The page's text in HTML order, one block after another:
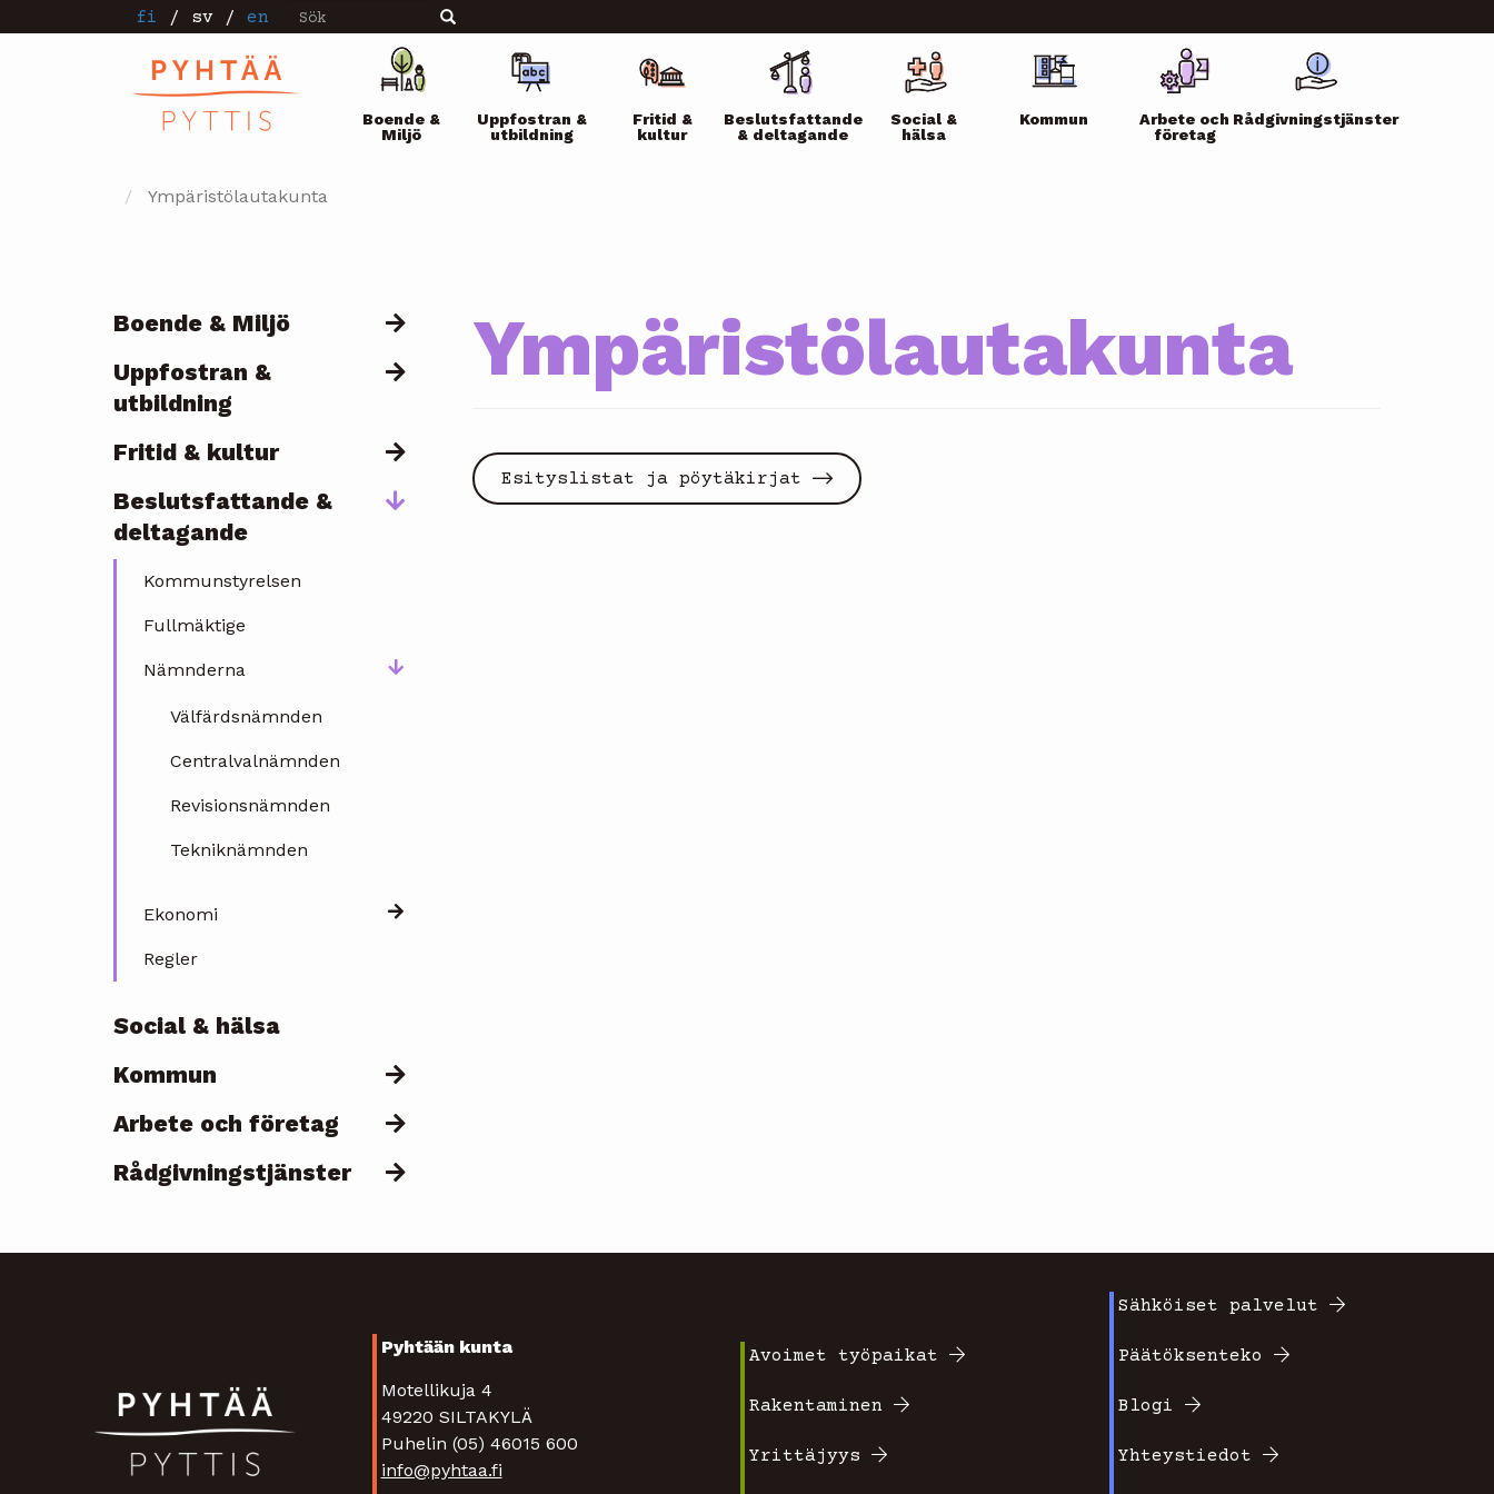
till
fi / sv / en Sök Sök
Päävalikko
Boende &
Miljö
Uppfostran &
utbildning
Fritid &
kultur
Beslutsfattande
& deltagande
Social &
hälsa
Kommun
Arbete och
företag
Rådgivningstjänster
Ympäristölautakunta
Päävalikko
Boende & Miljö
Uppfostran &
utbildning
Fritid & kultur
Beslutsfattande &
deltagande
Kommunstyrelsen
Fullmäktige
Nämnderna
Välfärdsnämnden
Centralvalnämnden
Revisionsnämnden
Tekniknämnden
Ekonomi
Regler
Social & hälsa
Kommun
Arbete och företag
Rådgivningstjänster
Ympäristölautakunta
Esityslistat ja pöytäkirjat
Pyhtään kunta
Motellikuja 4
49220 SILTAKYLÄ
Puhelin (05) 46015 600
info@pyhtaa.fi
Footer
valikko
Avoimet työpaikat
Rakentaminen
Yrittäjyys
Footer
valikko
2
Sähköiset palvelut
Päätöksenteko
Blogi
Yhteystiedot